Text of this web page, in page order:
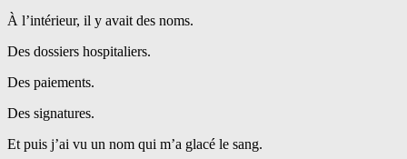
À l’intérieur, il y avait des noms.
Des dossiers hospitaliers.
Des paiements.
Des signatures.
Et puis j’ai vu un nom qui m’a glacé le sang.